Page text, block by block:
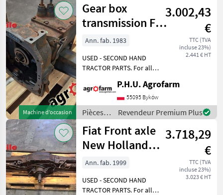
Catégorie 4 Pays Filtres
CHEMIN
ACTUEL
matériel
agricole
Pieces De
Reparation
Et Pieces De
Rechange
Transmissions
Boites De
Vitesse
Fiat
CHOISIR
UNE
CATÉGORIE
Réinitialiser
Afficher
résultats
Machine d’occasion
Gear box
transmission Fiat
680 DT
3.002,43
€
TTC (TVA
incluse 23%)
2.441 € HT
Ann. fab. 1983
USED - SECOND HAND
TRACTOR PARTS. For all
message by e-mail either
whatsapp. TRAKTOR -
SCHLEPPER ERSATZTEILE.
Bei weiteren fragen
kontaktieren
P.H.U. Agrofarm
55095 Byków
Pièces
de
réparation
et pièces
de
rechange
Revendeur Premium Plus
Fiat Front axle
New Holland
M135
3.718,29
€
TTC (TVA
incluse 23%)
3.023 € HT
Ann. fab. 1999
USED - SECOND HAND
TRACTOR PARTS. For all